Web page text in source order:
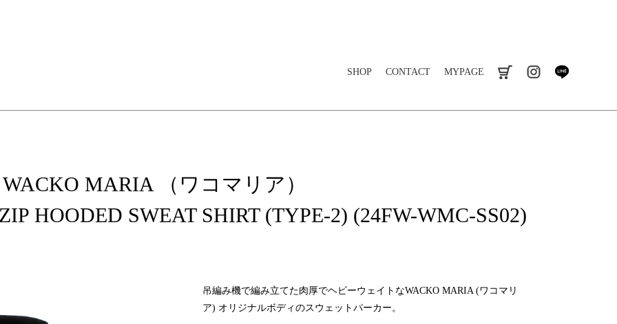
SHOP CONTACT MYPAGE instagram
WACKO MARIA （ワコマリア）
HOODED SWEAT SHIRT (TYPE-2) (24FW-WMC-SS02)
吊編み機で編み立てた肉厚でヘビーウェイトなWACKO MARIA (ワコマリ
ア) オリジナルボディのスウェットパーカー。